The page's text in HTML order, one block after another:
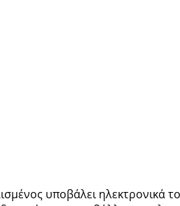
υποβάλει ηλεκτρονικά